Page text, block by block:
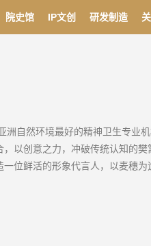
院史馆 IP文创 研发制造
洲自然环境最好的精神卫生专业
以创意之力，冲破传统认知的
位鲜活的形象代言人，以麦穗为